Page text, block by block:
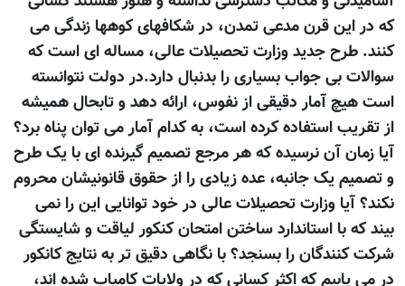
که در این قرن مدعی تمدن، در شکافهای کوهها زندگی می
کنند. طرح جدید وزارت تحصیلات عالی، مساله ای است که
سوالات بی جواب بسیاری را بدنبال دارد.در دولت نتوانسته
است هیچ آمار دقیقی از نفوس، ارائه دهد و تابحال همیشه
از تقریب استفاده کرده است، به کدام آمار می توان پناه برد؟
آیا زمان آن نرسیده که هر مرجع تصمیم گیرنده ای با یک طرح
و تصمیم یک جانبه، عده زیادی را از حقوق قانونیشان محروم
نکند؟ آیا وزارت تحصیلات عالی در خود توانایی این را نمی
بیند که با استاندارد ساختن امتحان کنکور لیاقت و شایستگی
شرکت کنندگان را بسنجد؟ با نگاهی دقیق تر به نتایج کانکور
در می یابیم که اکثر کسانی که در ولایات کامیاب شده اند،